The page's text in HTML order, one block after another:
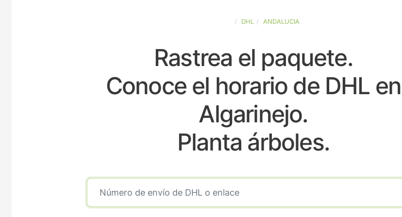
DHL ANDALUCIA
Rastrea el paquete.
Conoce el horario de DHL en
Algarinejo.
Planta árboles.